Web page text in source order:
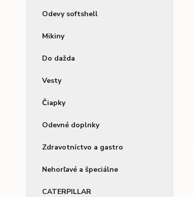
Odevy softshell
Mikiny
Do dažda
Vesty
Čiapky
Odevné doplnky
Zdravotníctvo a gastro
Nehorľavé a špeciálne
CATERPILLAR